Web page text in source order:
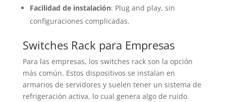
Facilidad de instalación: Plug and play, sin
configuraciones complicadas.
Switches Rack para Empresas
Para las empresas, los switches rack son la opción
más común. Estos dispositivos se instalan en
armarios de servidores y suelen tener un sistema de
refrigeración activa, lo cual genera algo de ruido.